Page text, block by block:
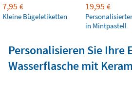
7,95 €
Kleine Bügeletiketten
19,95 €
in Mintpastell
Personalisieren Sie Ihre
Wasserflasche mit